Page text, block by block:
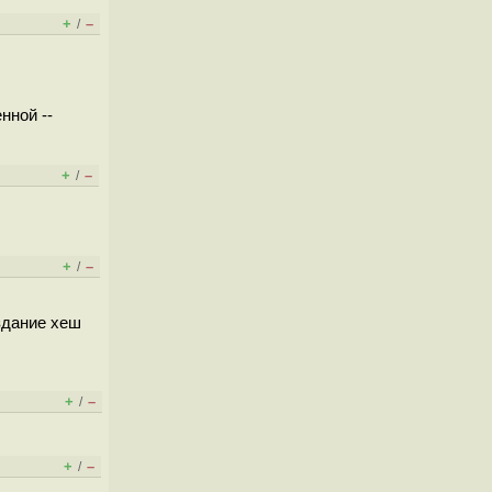
+ / –
--
+ / –
+ / –
хеш
+ / –
+ / –